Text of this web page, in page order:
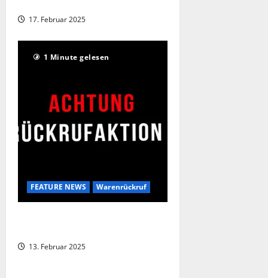
17. Februar 2025
1 Minute gelesen
FEATURE NEWS Warenrückruf
13. Februar 2025